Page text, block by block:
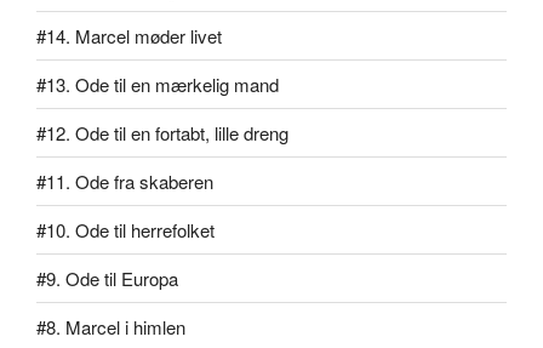
#14. Marcel møder livet
#13. Ode til en mærkelig mand
#12. Ode til en fortabt, lille dreng
#11. Ode fra skaberen
#10. Ode til herrefolket
#9. Ode til Europa
#8. Marcel i himlen